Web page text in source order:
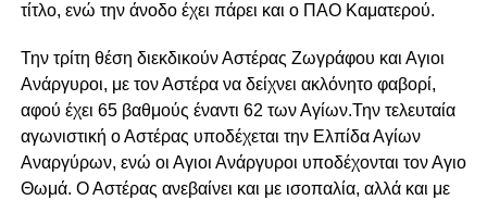
τίτλο, ενώ την άνοδο έχει πάρει και ο ΠΑΟ Καματερού.
Την τρίτη θέση διεκδικούν Αστέρας Ζωγράφου και Αγιοι
Ανάργυροι, με τον Αστέρα να δείχνει ακλόνητο φαβορί,
αφού έχει 65 βαθμούς έναντι 62 των Αγίων.Την τελευταία
αγωνιστική ο Αστέρας υποδέχεται την Ελπίδα Αγίων
Αναργύρων, ενώ οι Αγιοι Ανάργυροι υποδέχονται τον Αγιο
Θωμά. Ο Αστέρας ανεβαίνει και με ισοπαλία, αλλά και με